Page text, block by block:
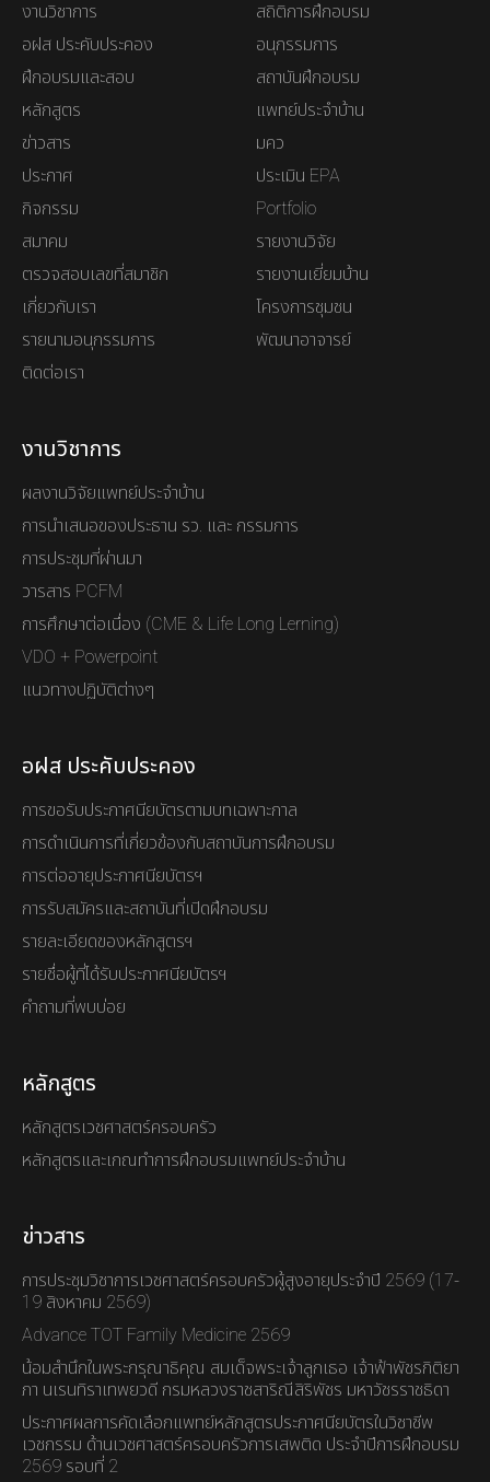
งานวิชาการ
อฝส ประคับประคอง
ฝึกอบรมและสอบ
หลักสูตร
ข่าวสาร
ประกาศ
กิจกรรม
สมาคม
ตรวจสอบเลขที่สมาชิก
เกี่ยวกับเรา
รายนามอนุกรรมการ
ติดต่อเรา
งานวิชาการ
ผลงานวิจัยแพทย์ประจำบ้าน
การนำเสนอของประธาน รว. และ กรรมการ
การประชุมที่ผ่านมา
วารสาร PCFM
การศึกษาต่อเนื่อง (CME & Life Long Lerning)
VDO + Powerpoint
แนวทางปฏิบัติต่างๆ
อฝส ประคับประคอง
การขอรับประกาศนียบัตรตามบทเฉพาะกาล
การดำเนินการที่เกี่ยวข้องกับสถาบันการฝึกอบรม
การต่ออายุประกาศนียบัตรฯ
การรับสมัครและสถาบันที่เปิดฝึกอบรม
รายละเอียดของหลักสูตรฯ
รายชื่อผู้ที่ได้รับประกาศนียบัตรฯ
คำถามที่พบบ่อย
สถิติการฝึกอบรม
อนุกรรมการ
สถาบันฝึกอบรม
แพทย์ประจำบ้าน
มคว
ประเมิน EPA
Portfolio
รายงานวิจัย
รายงานเยี่ยมบ้าน
โครงการชุมชน
พัฒนาอาจารย์
หลักสูตร
หลักสูตรเวชศาสตร์ครอบครัว
หลักสูตรและเกณทำการฝึกอบรมแพทย์ประจำบ้าน
ข่าวสาร
การประชุมวิชาการเวชศาสตร์ครอบครัวผู้สูงอายุประจำปี 2569 (17-
19 สิงหาคม 2569)
Advance TOT Family Medicine 2569
น้อมสำนึกในพระกรุณาธิคุณ สมเด็จพระเจ้าลูกเธอ เจ้าฟ้าพัชรกิติยา
ภา นเรนทิราเทพยวดี กรมหลวงราชสาริณีสิริพัชร มหาวัชรราชธิดา
ประกาศผลการคัดเลือกแพทย์หลักสูตรประกาศนียบัตรในวิชาชีพ
เวชกรรม ด้านเวชศาสตร์ครอบครัวการเสพติด ประจำปีการฝึกอบรม
2569 รอบที่ 2